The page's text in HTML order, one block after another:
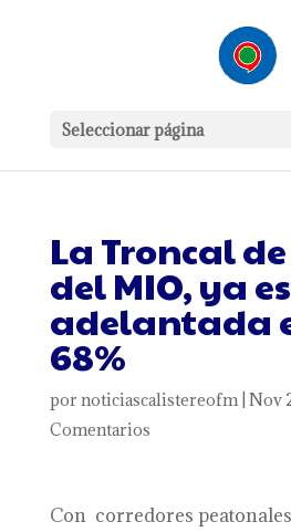
Seleccionar página
La Troncal
del MIO, ya
adelantada
68%
por noticiascalistereofm| Nov
Comentarios
Con corredores